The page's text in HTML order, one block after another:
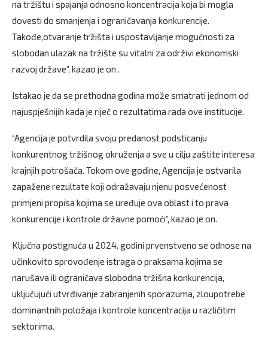
na tržištu i spajanja odnosno koncentracija koja bi mogla
dovesti do smanjenja i ograničavanja konkurencije.
Takođe,otvaranje tržišta i uspostavljanje mogućnosti za
slobodan ulazak na tržište su vitalni za održivi ekonomski
razvoj države”, kazao je on .
Istakao je da se prethodna godina može smatrati jednom od
najuspješnijih kada je riječ o rezultatima rada ove institucije.
“Agencija je potvrdila svoju predanost podsticanju
konkurentnog tržišnog okruženja a sve u cilju zaštite interesa
krajnjih potrošača. Tokom ove godine, Agencija je ostvarila
zapažene rezultate koji odražavaju njenu posvećenost
primjeni propisa kojima se uređuje ova oblast i to prava
konkurencije i kontrole državne pomoći”, kazao je on.
Ključna postignuća u 2024. godini prvenstveno se odnose na
učinkovito sprovođenje istraga o praksama kojima se
narušava ili ograničava slobodna tržišna konkurencija,
uključujući utvrđivanje zabranjenih sporazuma, zloupotrebe
dominantnih položaja i kontrole koncentracija u različitim
sektorima.